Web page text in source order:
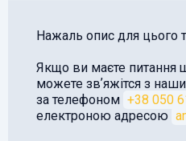
Нажаль опис для цього
Якщо ви маєте питання
можете звʼяжітся з
за телефоном +38 050
електроною адресою